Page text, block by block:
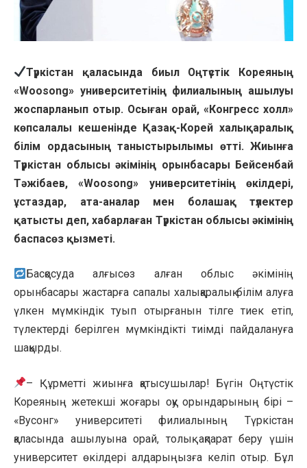
Түркістан қаласында биыл Оңтүстік Кореяның
«Woosong» университетінің филиалының ашылуы
жоспарланып отыр. Осыған орай, «Конгресс холл»
көпсалалы кешенінде Қазақ-Корей халықаралық
білім ордасының таныстырылымы өтті. Жиынға
Түркістан облысы әкімінің орынбасары Бейсенбай
Тәжібаев, «Woosong» университетінің өкілдері,
ұстаздар, ата-аналар мен болашақ түлектер
қатысты деп, хабарлаған Түркістан облысы әкімінің
баспасөз қызметі.
Басқосуда алғысөз алған облыс әкімінің
орынбасары жастарға сапалы халықаралық білім алуға
үлкен мүмкіндік туып отырғанын тілге тиек етіп,
түлектерді берілген мүмкіндікті тиімді пайдалануға
шақырды.
– Құрметті жиынға қатысушылар! Бүгін Оңтүстік
Кореяның жетекші жоғары оқу орындарының бірі –
«Вусонг» университеті филиалының Түркістан
қаласында ашылуына орай, толық ақпарат беру үшін
университет өкілдері алдарыңызға келіп отыр. Бұл